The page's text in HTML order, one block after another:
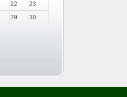
22
23
29
30